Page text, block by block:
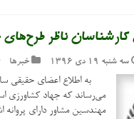
کارشناسان ناظر
سه شنبه ۱۹ دی ۱۳۹۶ خبرها
به اطلاع اعضای حقیقی
می‌رساند که جهاد کشاورزی
مهندسین مشاور دارای پروانه